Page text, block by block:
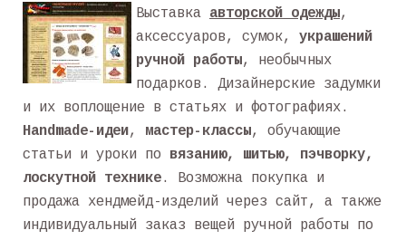
Выставка авторской одежды,
аксессуаров, сумок, украшений
ручной работы, необычных
подарков. Дизайнерские задумки
и их воплощение в статьях и фотографиях.
Handmade-идеи, мастер-классы, обучающие
статьи и уроки по вязанию, шитью, пэчворку,
лоскутной технике. Возможна покупка и
продажа хендмейд-изделий через сайт, а также
индивидуальный заказ вещей ручной работы по